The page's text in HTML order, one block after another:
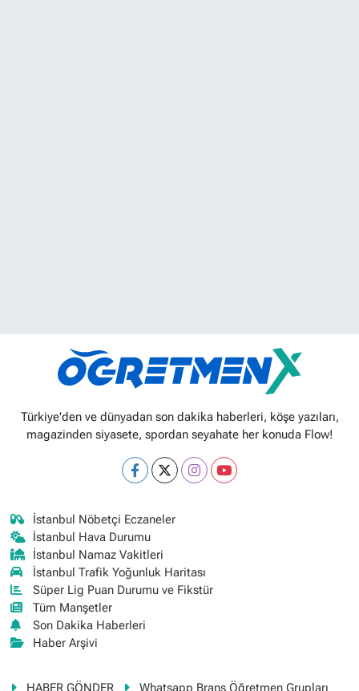
Türkiye'den ve dünyadan son dakika haberleri, köşe yazıları,
magazinden siyasete, spordan seyahate her konuda Flow!
İstanbul Nöbetçi Eczaneler
İstanbul Hava Durumu
İstanbul Namaz Vakitleri
İstanbul Trafik Yoğunluk Haritası
Süper Lig Puan Durumu ve Fikstür
Tüm Manşetler
Son Dakika Haberleri
Haber Arşivi
HABER GÖNDER Whatsapp Branş Öğretmen Grupları